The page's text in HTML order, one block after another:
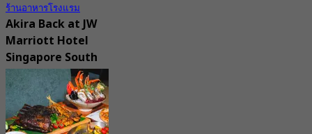
ร้านอาหารโรงแรม
Akira Back at JW
Marriott Hotel
Singapore South
Beach
New
4.4
จากS$ 94